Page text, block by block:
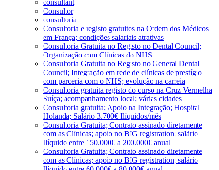
consultant
Consultor
consultoria
Consultoria e registo gratuitos na Ordem dos Médicos
em França; condições salariais atrativas
Consultoria Gratuita no Registo no Dental Council;
Organização com Clínicas do NHS
Consultoria Gratuita no Registo no General Dental
Council; Integração em rede de clínicas de prestígio
com parceria com o NHS; evolução na carreia
Consultoria gratuita registo do curso na Cruz Vermelha
Suíça; acompanhamento local; várias cidades
Consultoria gratuita; Apoio na Integração; Hospital
Holanda; Salário 3.700€ Ilíquidos/mês
Consultoria Gratuita; Contrato assinado diretamente
com as Clínicas; apoio no BIG registration; salário
Ilíquido entre 150.000€ a 200.000€ anual
Consultoria Gratuita; Contrato assinado diretamente
com as Clínicas; apoio no BIG registration; salário